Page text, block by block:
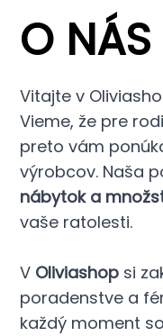
O NÁS
Vitajte v
Vieme, že pre
preto vám
výrobcov. Naša
nábytok a
vaše ratolesti.
V Oliviashop si
poradenstve a
každý moment